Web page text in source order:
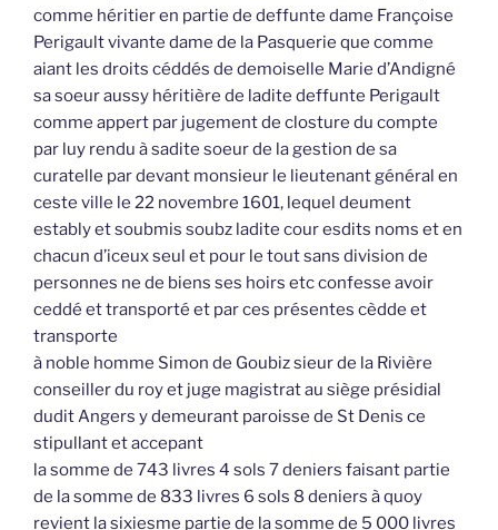
comme héritier en partie de deffunte dame Françoise
Perigault vivante dame de la Pasquerie que comme
aiant les droits céddés de demoiselle Marie d’Andigné
sa soeur aussy héritière de ladite deffunte Perigault
comme appert par jugement de closture du compte
par luy rendu à sadite soeur de la gestion de sa
curatelle par devant monsieur le lieutenant général en
ceste ville le 22 novembre 1601, lequel deument
estably et soubmis soubz ladite cour esdits noms et en
chacun d’iceux seul et pour le tout sans division de
personnes ne de biens ses hoirs etc confesse avoir
ceddé et transporté et par ces présentes cèdde et
transporte
à noble homme Simon de Goubiz sieur de la Rivière
conseiller du roy et juge magistrat au siège présidial
dudit Angers y demeurant paroisse de St Denis ce
stipullant et accepant
la somme de 743 livres 4 sols 7 deniers faisant partie
de la somme de 833 livres 6 sols 8 deniers à quoy
revient la sixiesme partie de la somme de 5 000 livres